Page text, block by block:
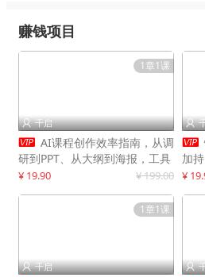
赚钱项目
1章1课
 千启
 AI课程创作效率指南，从调
研到PPT、从大纲到海报，工具
赋能，打造可持续变现产品线
¥ 19.90 ¥ 199.00


加
¥
1章1课
 千启 